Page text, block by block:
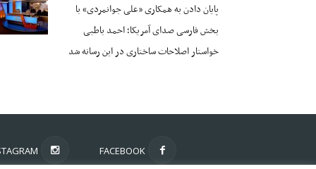
پایان دادن به همکاری «علی جوانمردی» با
بخش فارسی صدای آمریکا؛ احمد باطبی
خواستار اصلاحات ساختاری در این رسانه شد
FACEBOOK